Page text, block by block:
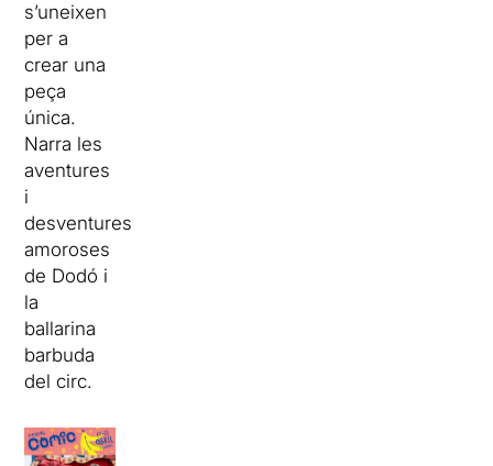
s’uneixen
per a
crear una
peça
única.
Narra les
aventures
i
desventures
amoroses
de Dodó i
la
ballarina
barbuda
del circ.